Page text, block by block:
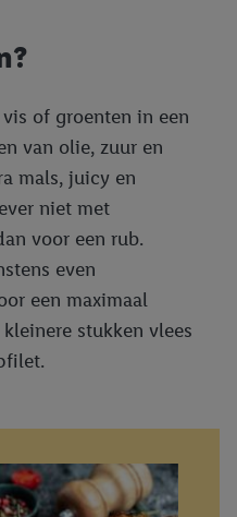
of groenten in een
van olie, zuur en
mals, juicy en
niet met
voor een rub.
even
een maximaal
stukken vlees